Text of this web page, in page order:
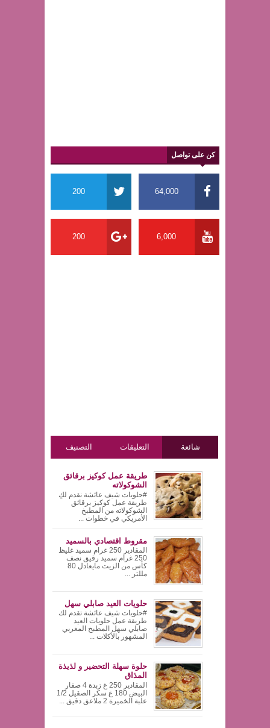
كن على تواصل
64,000
200
6,000
200
شائعة التعليقات التصنيف
طريقة عمل كوكيز برقائق
الشوكولاته
#حلويات شيف عائشة نقدم لكِ
طريقة عمل كوكيز برقائق
الشوكولاته من المطبخ
الأمريكي في خطوات ...
مقروط اقتصادي بالسميد
المقادير 250 غرام سميد غليظ
250 غرام سميد رقيق نصف
كأس من الزيت مايعادل 80
مللتر ...
حلويات العيد صابلي سهل
#حلويات شيف عائشة تقدم لك
طريقة عمل حلويات العيد
صابلي سهل المطبخ المغربي
المشهور بالأكلات ...
حلوة سهلة التحضير و لذيذة
المذاق
المقادير 250 غ زبدة 4 صفار
البيض 180 غ سكر الصقيل 1/2
علبة الخميرة 2 ملاعق دقيق ...